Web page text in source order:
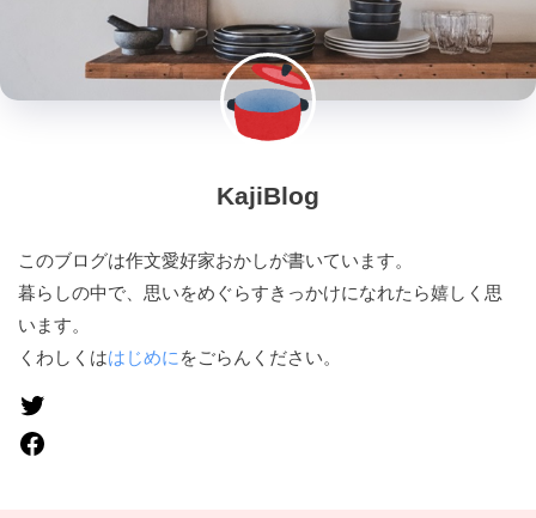
KajiBlog
このブログは作文愛好家おかしが書いています。
暮らしの中で、思いをめぐらすきっかけになれたら嬉しく思
います。
くわしくははじめに をごらんください。